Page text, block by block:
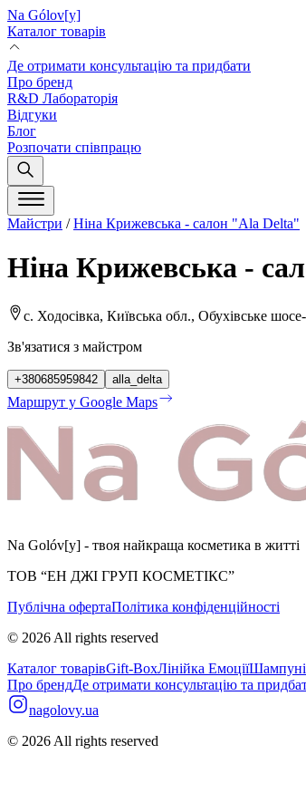
Na Gólov[y]
Каталог товарів
Де отримати консультацію та придбати
Про бренд
R&D Лабораторія
Відгуки
Блог
Розпочати співпрацю
Майстри /Ніна Крижевська - салон "Ala Delta"
Ніна Крижевська -
с. Ходосівка, Київська обл., Обухівське шосе-
Зв'язатися з майстром
+380685959842 alla_delta
Маршрут у Google Maps
Na Golóv[y] - твоя найкраща косметика в житті
ТОВ “ЕН ДЖІ ГРУП КОСМЕТІКС”
Публічна офертаПолітика конфіденційності
© 2026 All rights reserved
Каталог товарівGift-BoxЛінійка ЕмоціїШампуні
Про брендДе отримати консультацію та
nagolovy.ua
© 2026 All rights reserved